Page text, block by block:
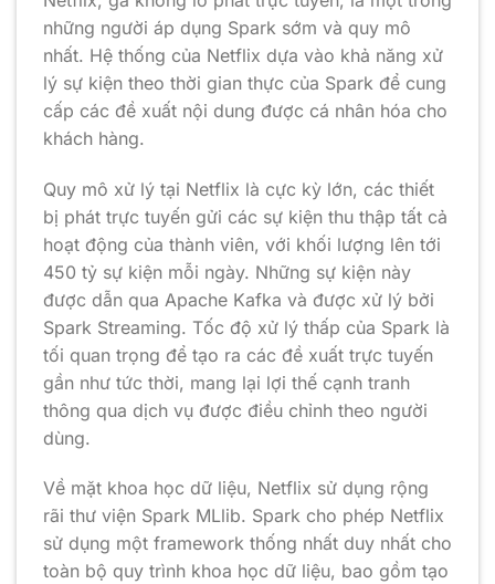
những người áp dụng Spark sớm và quy mô
nhất. Hệ thống của Netflix dựa vào khả năng xử
lý sự kiện theo thời gian thực của Spark để cung
cấp các đề xuất nội dung được cá nhân hóa cho
khách hàng.
Quy mô xử lý tại Netflix là cực kỳ lớn, các thiết
bị phát trực tuyến gửi các sự kiện thu thập tất cả
hoạt động của thành viên, với khối lượng lên tới
450 tỷ sự kiện mỗi ngày. Những sự kiện này
được dẫn qua Apache Kafka và được xử lý bởi
Spark Streaming. Tốc độ xử lý thấp của Spark là
tối quan trọng để tạo ra các đề xuất trực tuyến
gần như tức thời, mang lại lợi thế cạnh tranh
thông qua dịch vụ được điều chỉnh theo người
dùng.
Về mặt khoa học dữ liệu, Netflix sử dụng rộng
rãi thư viện Spark MLlib. Spark cho phép Netflix
sử dụng một framework thống nhất duy nhất cho
toàn bộ quy trình khoa học dữ liệu, bao gồm tạo